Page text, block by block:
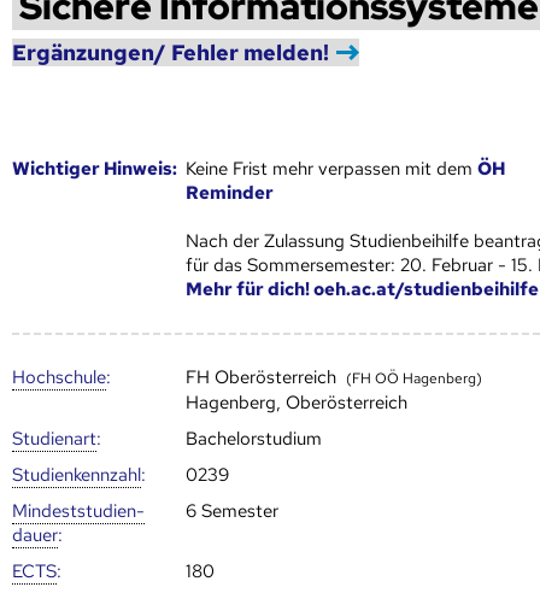
Ergänzungen/ Fehler melden!
Wich­ti­ger Hin­weis: Keine Frist mehr verpassen mit demÖH
Reminder
Nach der Zulassung Studienbeihilfe
für das Sommersemester: 20. Februar - 15.
Mehr für dich! oeh.ac.at/studienbeihilfe
Hoch­schule: FH Oberösterreich (FH OÖ Hagenberg)
Hagenberg, Oberösterreich
Studienart:
Bachelorstudium
Studien­kenn­zahl:
0239
Mindest­studien­
dauer:
6 Semester
ECTS:
180